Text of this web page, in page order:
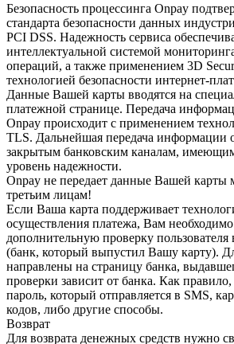
Безопасность процессинга Onpay
стандарта безопасности данных
PCI DSS. Надежность сервиса
интеллектуальной системой
операций, а также применением 3D
технологией безопасности интернет-
Данные Вашей карты вводятся на
платежной странице. Передача
Onpay происходит с применением
TLS. Дальнейшая передача информации
закрытым банковским каналам,
уровень надежности.
Onpay не передает данные Вашей карты
третьим лицам!
Если Ваша карта поддерживает
осуществления платежа, Вам
дополнительную проверку пользователя
(банк, который выпустил Вашу карту).
направлены на страницу банка,
проверки зависит от банка. Как
пароль, который отправляется в SMS,
кодов, либо другие способы.
Возврат
Для возврата денежных средств нужно